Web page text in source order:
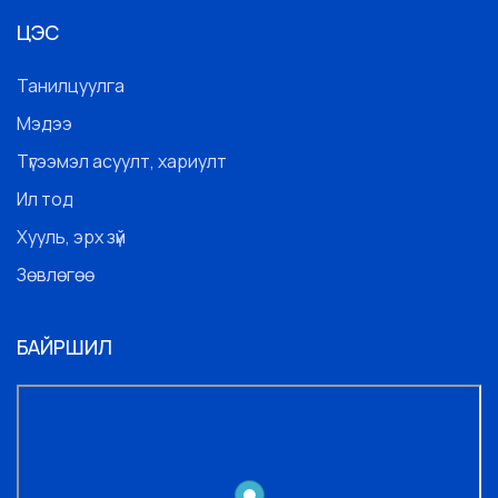
ЦЭС
Танилцуулга
Мэдээ
Түгээмэл асуулт, хариулт
Ил тод
Хууль, эрх зүй
Зөвлөгөө
БАЙРШИЛ